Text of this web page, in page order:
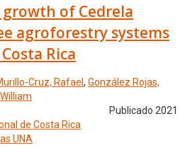
of Cedrela
agroforestry systems
Rica
Cruz, Rafael , González Rojas,
Publicado 2021
de Costa Rica
UNA